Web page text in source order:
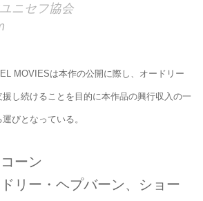
ニセフ協会
MOVIESは本作の公開に際し、オードリー
し続けることを目的に本作品の興行収入の一
びとなっている。
ーン
リー・ヘプバーン、ショー